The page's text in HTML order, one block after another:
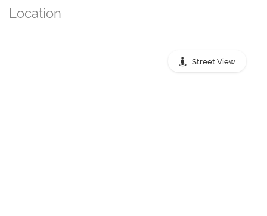
Location
Street View